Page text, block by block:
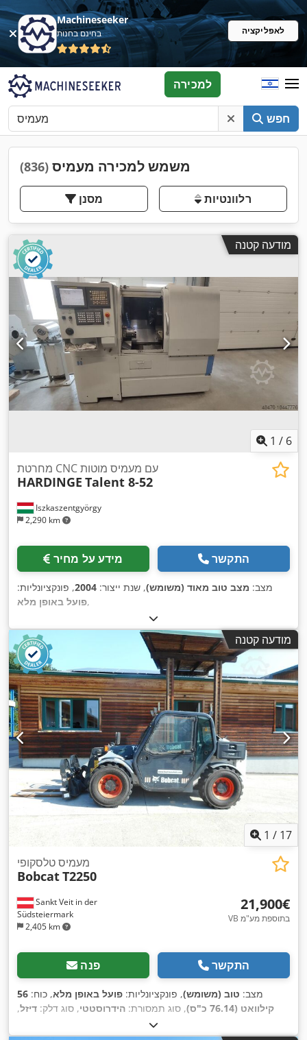
Machineseeker
בחינם בחנות לאפליקציה
חפש
למכירה
משמש למכירה מעמיס (836)
מסנן רלוונטיות
מודעה קטנה
1 / 6
Iszkaszentgyörgy
2,290 km
מחרטת CNC עם מעמיס מוטות
HARDINGE Talent 8-52
מידע על מחיר התקשר
מצב: מצב טוב מאוד (משומש), שנת ייצור: 2004, פונקציונליות:
פועל באופן מלא,
מודעה קטנה
1 / 17
Sankt Veit in der
Südsteiermark
2,405 km
מעמיס טלסקופי
BobcatT2250
‏21,900 ‏€
VB בתוספת מע"מ
פנה התקשר
מצב: טוב (משומש), פונקציונליות: פועל באופן מלא, כוח: 56
קילוואט (76.14 כ"ס)
, סוג תמסורת: הידרוסטטי, סוג דלק: דיזל,
4,871 h
, ציוד: קְלָפוֹת מַזְלֵג (forks for pallets), תא נהג,